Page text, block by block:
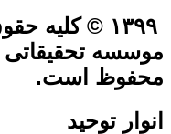
۱۳۹۹ ©
موسسه تحقیقاتی
محفوظ است.
انوار توحید